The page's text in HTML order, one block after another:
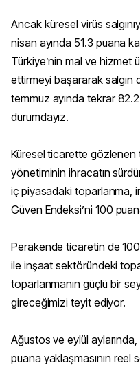
Ancak küresel virüs
nisan ayında 51.3 puana
Türkiye’nin mal ve hizmet
ettirmeyi başararak salgın
temmuz ayında tekrar
durumdayız.
Küresel ticarette gözlenen
yönetiminin ihracatın
iç piyasadaki toparlanma,
Güven Endeksi’ni 100
Perakende ticaretin de
ile inşaat sektöründeki
toparlanmanın güçlü bir
gireceğimizi teyit ediyor.
Ağustos ve eylül
puana yaklaşmasının reel